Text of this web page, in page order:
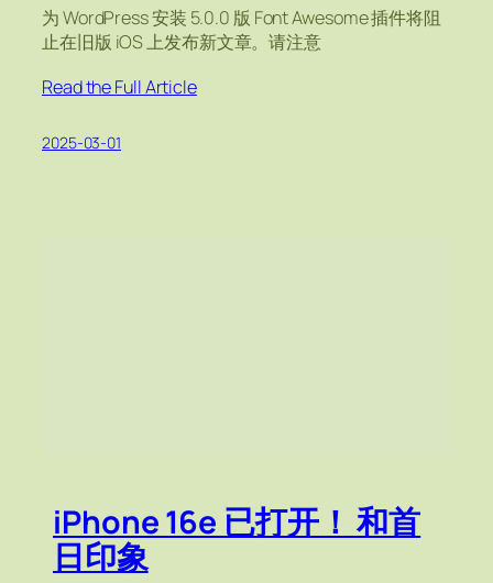
为 WordPress 安装 5.0.0 版 Font Awesome 插件将阻
止在旧版 iOS 上发布新文章。请注意
Read the Full Article
2025-03-01
iPhone 16e 已打开！ 和首
日印象